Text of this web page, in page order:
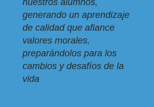
generando un aprendizaje
de calidad que afiance
valores morales,
preparándolos para los
cambios y desafíos de la
vida